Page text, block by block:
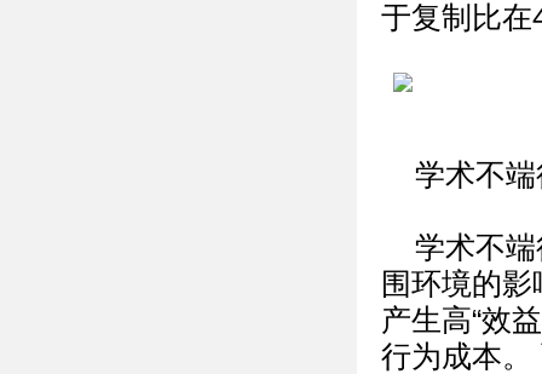
于复制比在
学术不
学术不
围环境的
产生高“效
行为成本。